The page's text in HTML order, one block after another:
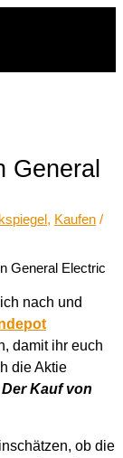
General
, Kaufen /
nach und
damit ihr euch
die Aktie
Der Kauf von
ob die